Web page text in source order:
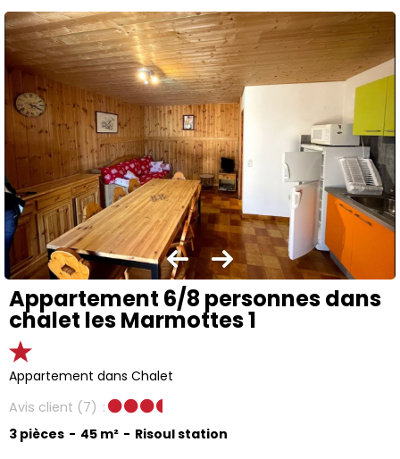
Appartement 6/8 personnes dans
chalet les Marmottes 1
Appartement dans Chalet
Avis client (7)
3 pièces
45 m² Risoul station